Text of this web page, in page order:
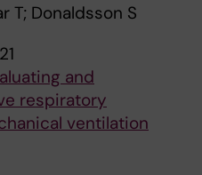
T; Donaldsson S
and
respiratory
ventilation